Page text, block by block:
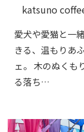
katsuno
愛犬や愛猫と一
きる、温もりあ
ェ。 木のぬくも
る落ち…